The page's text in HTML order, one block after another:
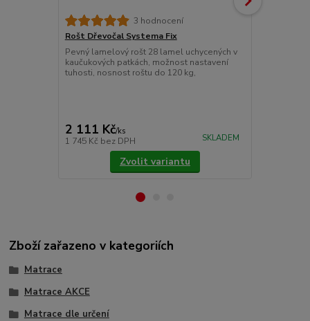
3 hodnocení
Rošt Dřevočal Systema Fix
Pevný lamelový rošt 28 lamel uchycených v
kaučukových patkách, možnost nastavení
tuhosti, nosnost roštu do 120 kg,
2 111 Kč/ks
1 745 Kč bez DPH SKLADEM
Zvolit variantu
Zboží zařazeno v kategoriích
Matrace
Matrace AKCE
Matrace dle určení